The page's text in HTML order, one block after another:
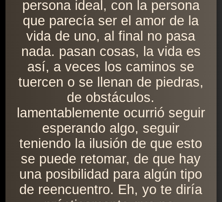
persona ideal, con la persona
que parecía ser el amor de la
vida de uno, al final no pasa
nada. pasan cosas, la vida es
así, a veces los caminos se
tuercen o se llenan de piedras,
de obstáculos.
lamentablemente ocurrió seguir
esperando algo, seguir
teniendo la ilusión de que esto
se puede retomar, de que hay
una posibilidad para algún tipo
de reencuentro. Eh, yo te diría